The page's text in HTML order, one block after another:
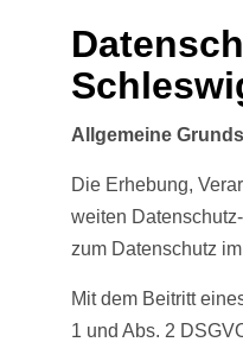
Allgemeine
Die Erhebung,
weiten
zum Datenschutz
Mit dem Beitritt
1 und Abs. 2